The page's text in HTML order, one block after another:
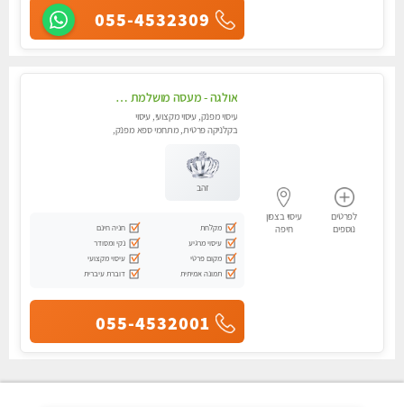
055-4532309
לפרטים
נוספים
עיסוי בצפון
חיפה
אולגה - מעסה מושלמת חדשה בעיר ! בחיפה טל - 052-5738058
עיסוי מפנק, עיסוי מקצועי, עיסוי
בקלניקה פרטית, מתחמי ספא מפנק,
עיסוי טנטרה
זהב
מקלחת
חניה חינם
עיסוי מרגיע
נקי ומסודר
מקום פרטי
עיסוי מקצועי
תמונה אמיתית
דוברת עיברית
055-4532001